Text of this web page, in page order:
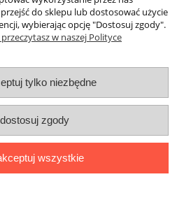
Porady
O nas
i koszul eleganckich damskich firmy
eleganckie koszule męskie oraz koszule
czerwonym, białym, czarnym i szarym.
i męskie produkujemy z najwyższej jakości
z elastanem Koszule w fasonie SLIM
do sklepu lub dostosować użycie
wybierając opcję "Dostosuj zgody".
w naszej Polityce
tylko niezbędne
dostosuj zgody
wszystkie